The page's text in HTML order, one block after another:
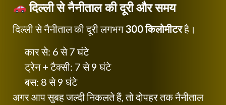
दिल्ली से नैनीताल की दूरी और समय
दिल्ली से नैनीताल की दूरी लगभग300 किलोमीटरहै।
कार से: 6 से 7 घंटे
ट्रेन + टैक्सी: 7 से 9 घंटे
बस: 8 से 9 घंटे
अगर आप सुबह जल्दी निकलते हैं, तो दोपहर तक नैनीताल